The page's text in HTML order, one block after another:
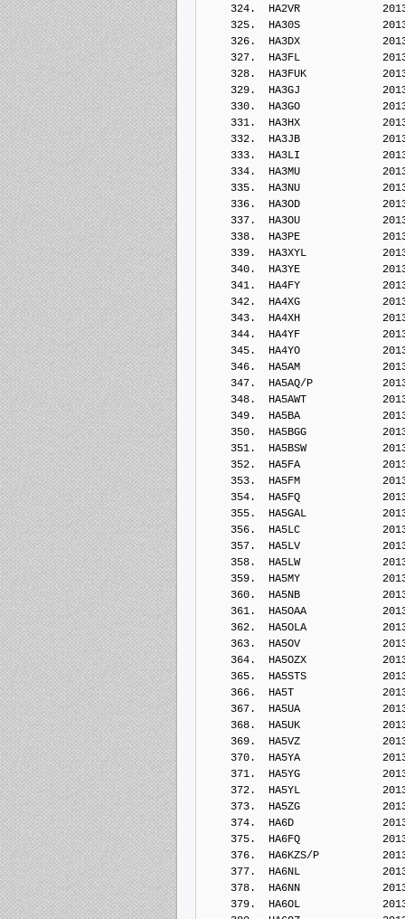
324.  HA2VR
325.  HA30S
326.  HA3DX
327.  HA3FL
328.  HA3FUK
329.  HA3GJ
330.  HA3GO
331.  HA3HX
332.  HA3JB
333.  HA3LI
334.  HA3MU
335.  HA3NU
336.  HA3OD
337.  HA3OU
338.  HA3PE
339.  HA3XYL
340.  HA3YE
341.  HA4FY
342.  HA4XG
343.  HA4XH
344.  HA4YF
345.  HA4YO
346.  HA5AM
347.  HA5AQ/P
348.  HA5AWT
349.  HA5BA
350.  HA5BGG
351.  HA5BSW
352.  HA5FA
353.  HA5FM
354.  HA5FQ
355.  HA5GAL
356.  HA5LC
357.  HA5LV
358.  HA5LW
359.  HA5MY
360.  HA5NB
361.  HA5OAA
362.  HA5OLA
363.  HA5OV
364.  HA5OZX
365.  HA5STS
366.  HA5T
367.  HA5UA
368.  HA5UK
369.  HA5VZ
370.  HA5YA
371.  HA5YG
372.  HA5YL
373.  HA5ZG
374.  HA6D
375.  HA6FQ
376.  HA6KZS/P
377.  HA6NL
378.  HA6NN
379.  HA6OL